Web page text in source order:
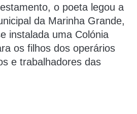
o poeta legou a
da Marinha Grande,
instalada uma Colónia
os filhos dos operários
e trabalhadores das